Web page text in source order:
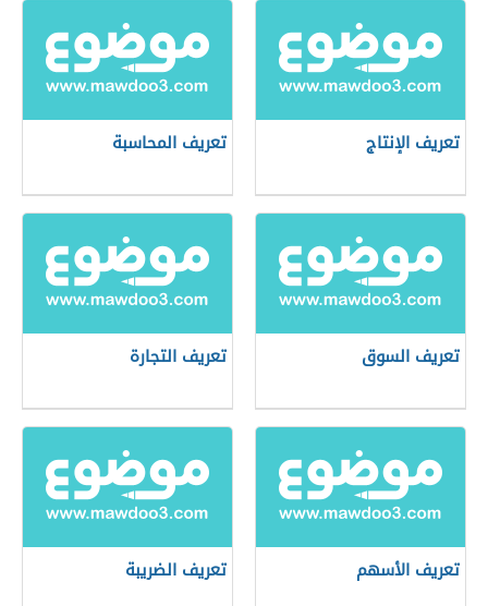
تعريف الإنتاج تعريف المحاسبة
تعريف السوق تعريف التجارة
تعريف الأسهم تعريف الضريبة